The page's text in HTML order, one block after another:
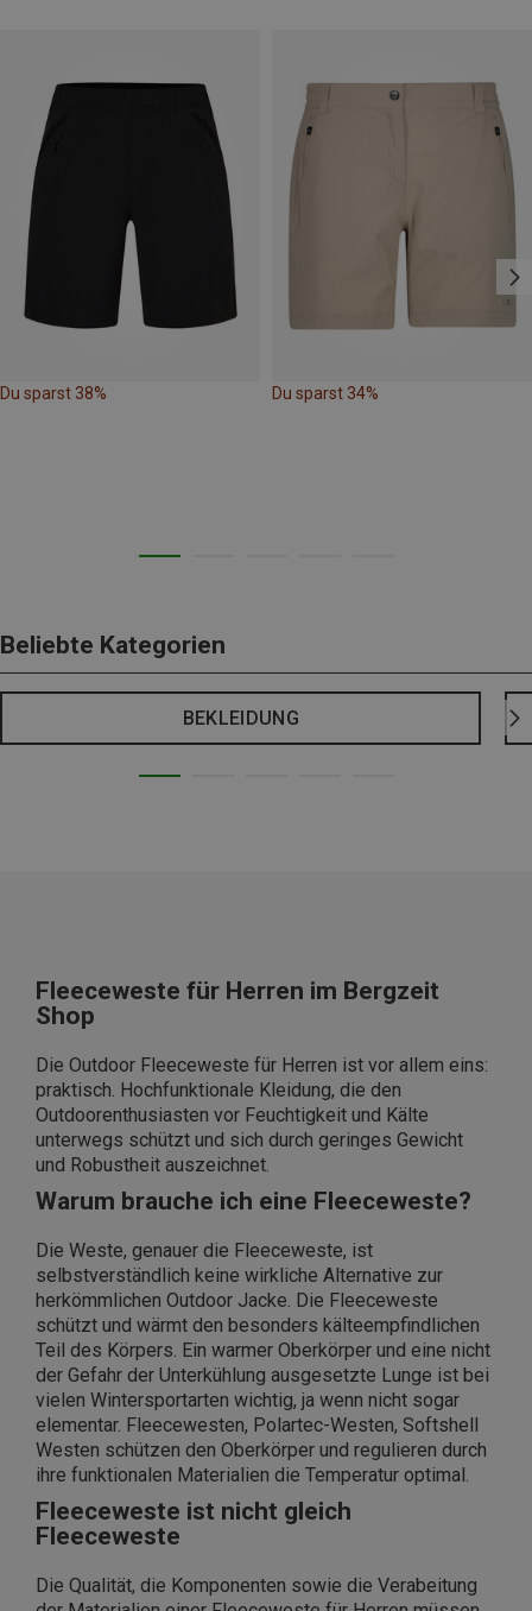
Du sparst 38% Du sparst 34%
Beliebte Kategorien
BEKLEIDUNG
Fleeceweste für Herren im Bergzeit
Shop
Die Outdoor Fleeceweste für Herren ist vor allem eins:
praktisch. Hochfunktionale Kleidung, die den
Outdoorenthusiasten vor Feuchtigkeit und Kälte
unterwegs schützt und sich durch geringes Gewicht
und Robustheit auszeichnet.
Warum brauche ich eine Fleeceweste?
Die Weste, genauer die Fleeceweste, ist
selbstverständlich keine wirkliche Alternative zur
herkömmlichen Outdoor Jacke. Die Fleeceweste
schützt und wärmt den besonders kälteempfindlichen
Teil des Körpers. Ein warmer Oberkörper und eine nicht
der Gefahr der Unterkühlung ausgesetzte Lunge ist bei
vielen Wintersportarten wichtig, ja wenn nicht sogar
elementar. Fleecewesten, Polartec-Westen, Softshell
Westen schützen den Oberkörper und regulieren durch
ihre funktionalen Materialien die Temperatur optimal.
Fleeceweste ist nicht gleich
Fleeceweste
Die Qualität, die Komponenten sowie die Verabeitung